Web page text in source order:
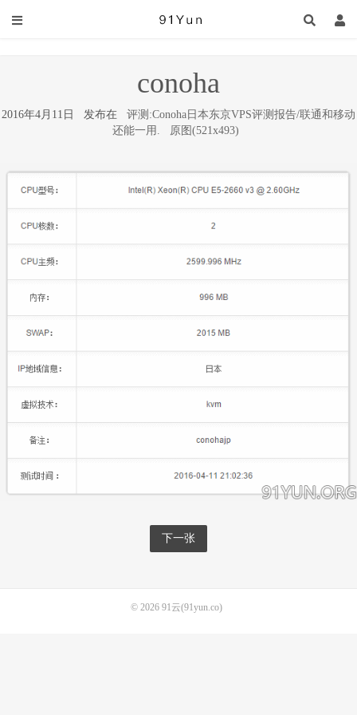
conoha
2016年4月11日 发布在 评测:Conoha日本东京VPS评测报告/联通和移动
还能一用.
原图(521x493)
下一张
© 2026 91云(91yun.co)